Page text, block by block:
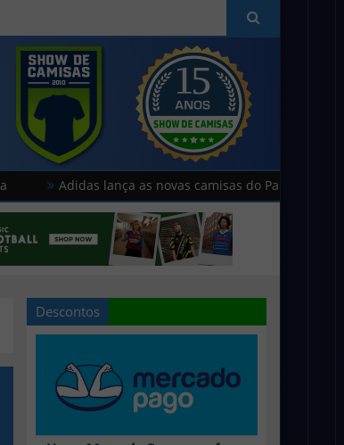
Adidas lança as novas camisas do Paris FC
Descontos